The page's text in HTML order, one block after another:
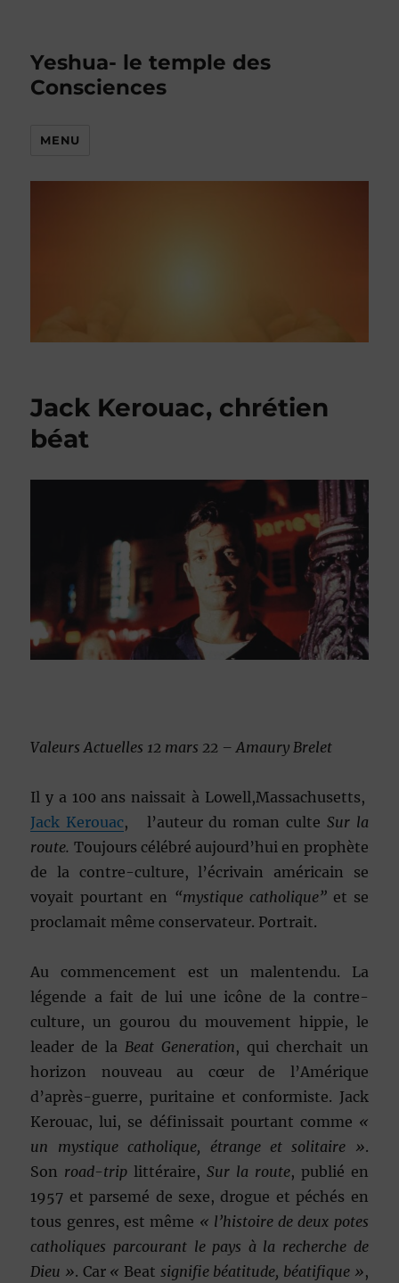
Yeshua- le temple des
Consciences
MENU
Jack Kerouac, chrétien
béat
Valeurs Actuelles 12 mars 22 – Amaury Brelet
Il y a 100 ans naissait à Lowell,Massachusetts,
Jack Kerouac, l’auteur du roman culte Sur la
route. Toujours célébré aujourd’hui en prophète
de la contre-culture, l’écrivain américain se
voyait pourtant en “mystique catholique” et se
proclamait même conservateur. Portrait.
Au commencement est un malentendu. La
légende a fait de lui une icône de la contre-
culture, un gourou du mouvement hippie, le
leader de laBeat Generation, qui cherchait un
horizon nouveau au cœur de l’Amérique
d’après-guerre, puritaine et conformiste. Jack
Kerouac, lui, se définissait pourtant comme «
un mystique catholique, étrange et solitaire ».
Son road-trip littéraire,Sur la route, publié en
1957 et parsemé de sexe, drogue et péchés en
tous genres, est même « l’histoire de deux potes
catholiques parcourant le pays à la recherche de
Dieu ». Car « Beat signifie béatitude, béatifique »,